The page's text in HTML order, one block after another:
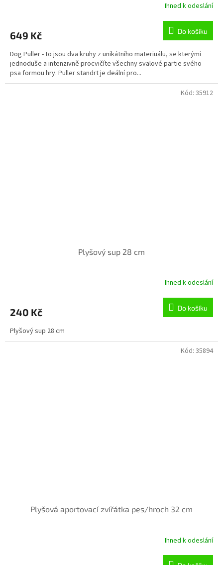
je
z
5
hvězdiček.
Ihned k odeslání
649 Kč Do košíku
Dog Puller - to jsou dva kruhy z unikátního materiuálu, se kterými
jednoduše a intenzivně procvičíte všechny svalové partie svého
psa formou hry. Puller standrt je deální pro...
Plyšový sup 28 cm
Ihned k odeslání
240 Kč Do košíku
Plyšový sup 28 cm
Kód: 35912
Plyšová aportovací zvířátka pes/hroch 32 cm
Ihned k odeslání
Kód: 35894